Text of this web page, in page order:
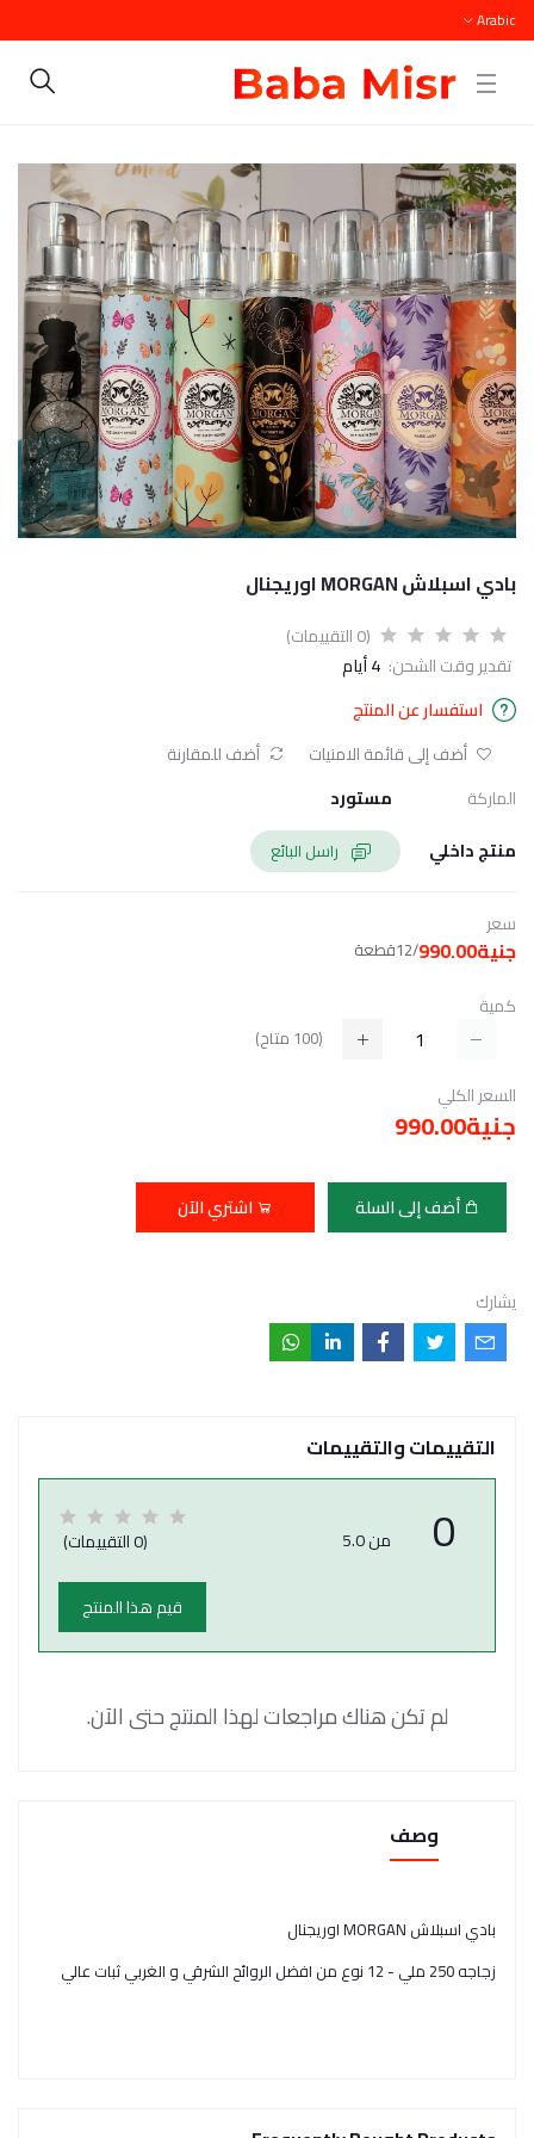
Arabic
بادي اسبلاش MORGAN اوريجنال
(0 التقييمات)
تقدير وقت الشحن: 4 أيام
استفسار عن المنتج
أضف إلى قائمة الامنيات
أضف للمقارنة
الماركة
مستورد
منتج داخلي
سعر
جنية990.00 /12قطعة
كمية
(
100 متاح)
السعر الكلي
جنية990.00
أضف إلى السلة اشتري الآن
يشارك
التقييمات والتقييمات
0 من 5.0 (0 التقييمات)
قيم هذا المنتج
لم تكن هناك مراجعات لهذا المنتج حتى الآن.
وصف
بادي اسبلاش MORGAN اوريجنال
زجاجه 250 ملي - 12 نوع من افضل الروائح الشرقي و الغربي ثبات عالي